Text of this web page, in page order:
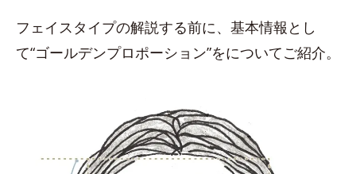
フェイスタイプの解説する前に、基本情報とし
て“ゴールデンプロポーション”をについてご紹介。